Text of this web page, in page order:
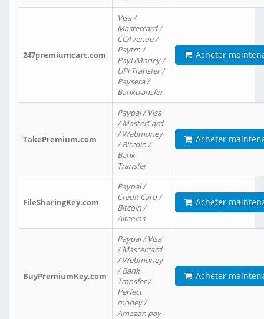
247premiumcart.com
Visa /
Mastercard /
CCAvenue /
Paytm /
PayUMoney /
UPi Transfer /
Paysera /
Banktransfer
Acheter
TakePremium.com
Paypal / Visa
/ MasterCard
/ Webmoney
/ Bitcoin /
Bank
Transfer
Acheter
FileSharingKey.com
Paypal /
Credit Card /
Bitcoin /
Altcoins
Acheter
BuyPremiumKey.com
Paypal / Visa
/ Mastercard
/ Webmoney
/ Bank
Transfer /
Perfect
money /
Amazon pay
Acheter